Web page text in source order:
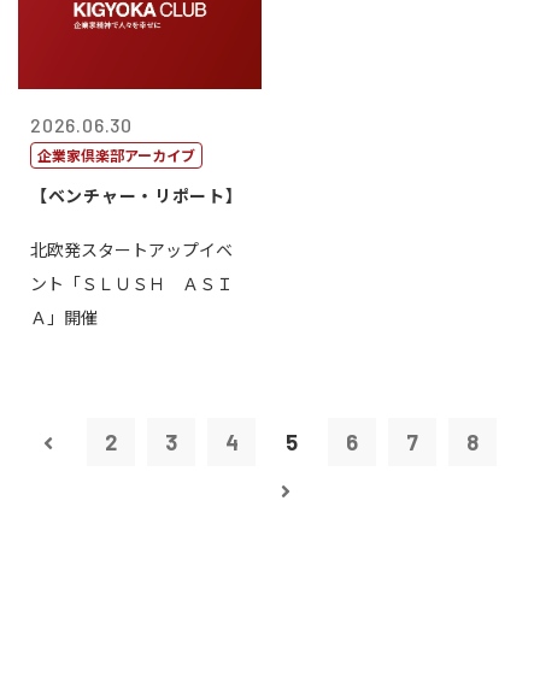
2026.06.30
企業家倶楽部アーカイブ
【ベンチャー・リポート】
北欧発スタートアップイベ
ント「ＳＬＵＳＨ ＡＳＩ
Ａ」開催
2 3 4 5 6 7 8